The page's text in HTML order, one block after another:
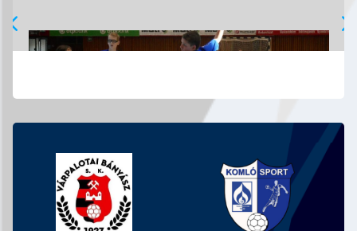
MOZGOLÓDIK AZ UTÁNPÓTLÁS